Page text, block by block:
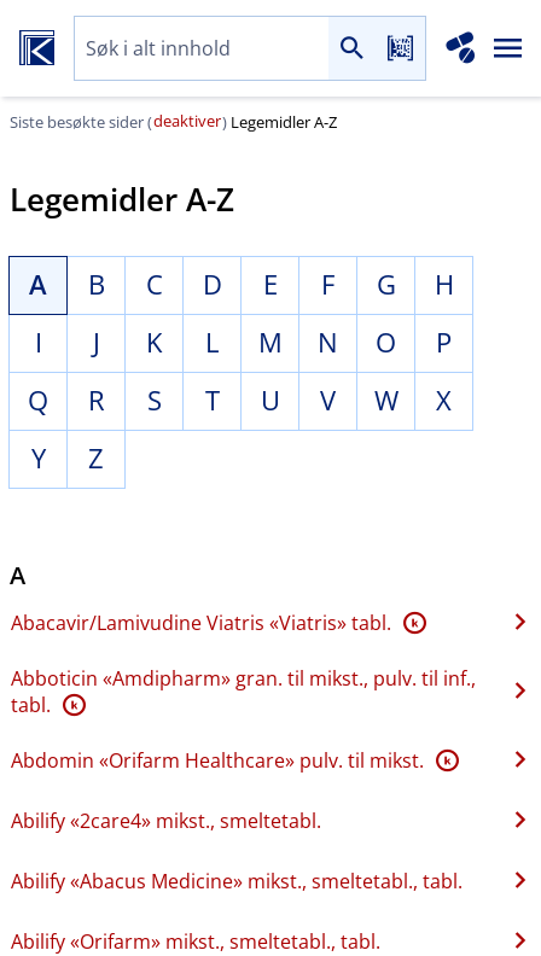
Siste besøkte sider (deaktiver) Legemidler A-Z
Legemidler A-Z
A B C D E F G
H
I
J K L M N O
P
Q
R S T U V W
X
Y
Z
A
Abacavir​/​Lamivudine Viatris «Viatris» tabl. K
Abboticin «Amdipharm» gran. til mikst., pulv. til inf.,
tabl. K
Abdomin «Orifarm Healthcare» pulv. til mikst. K
Abilify «2care4» mikst., smeltetabl.
Abilify «Abacus Medicine» mikst., smeltetabl., tabl.
Abilify «Orifarm» mikst., smeltetabl., tabl.